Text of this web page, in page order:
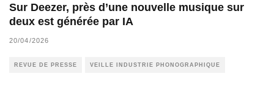
Sur Deezer, près d’une nouvelle musique sur
deux est générée par IA
20/04/2026
REVUE DE PRESSE VEILLE INDUSTRIE PHONOGRAPHIQUE